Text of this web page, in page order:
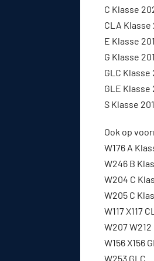
C Klasse
CLA Klasse
E Klasse
G Klasse
GLC Klasse
GLE Klasse
S Klasse
Ook op
W176 A
W246 B
W204 C
W205 C
W117 X117
W207
W156 X156
W253 GLC